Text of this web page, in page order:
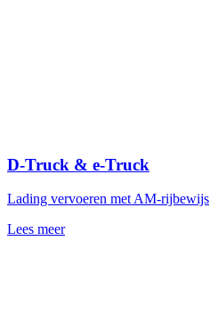
D-Truck & e-Truck
Lading vervoeren met AM-rijbewijs
Lees meer